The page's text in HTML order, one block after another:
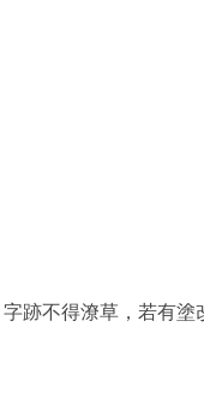
跡不得潦草，若有塗